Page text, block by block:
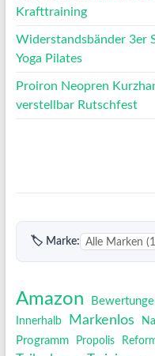
Krafttraining
Widerstandsbänder 3er
Yoga Pilates
Proiron Neopren
verstellbar Rutschfest
🏷 Marke:
Amazon
Innerhalb
Markenlos
Programm Propolis